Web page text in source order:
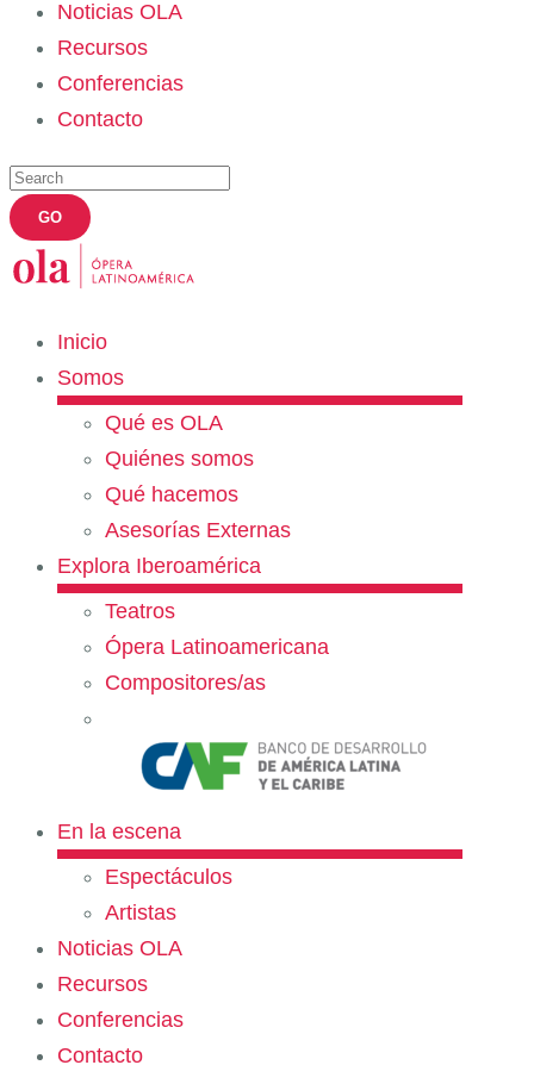
Noticias OLA
Recursos
Conferencias
Contacto
Inicio
Somos
Qué es OLA
Quiénes somos
Qué hacemos
Asesorías Externas
Explora Iberoamérica
Teatros
Ópera Latinoamericana
Compositores/as
En la escena
Espectáculos
Artistas
Noticias OLA
Recursos
Conferencias
Contacto